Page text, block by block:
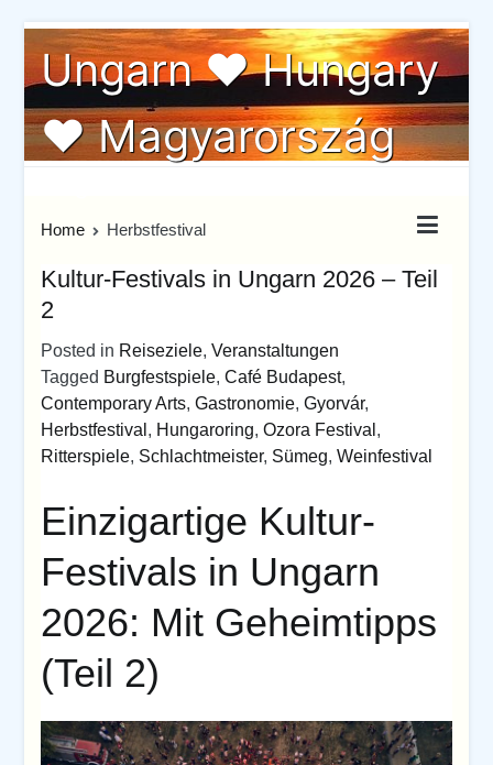
Skip
content
Ungarn ♥ Hungary
♥ Magyarország
Home Herbstfestival
Kultur-Festivals in Ungarn 2026 – Teil
2
Posted in Reiseziele,Veranstaltungen
Tagged Burgfestspiele,Café Budapest,
Contemporary Arts,Gastronomie,Gyorvár,
Herbstfestival , Hungaroring,Ozora Festival ,
Ritterspiele, Schlachtmeister, Sümeg,Weinfestival
Einzigartige Kultur-
Festivals in Ungarn
2026: Mit Geheimtipps
(Teil 2)